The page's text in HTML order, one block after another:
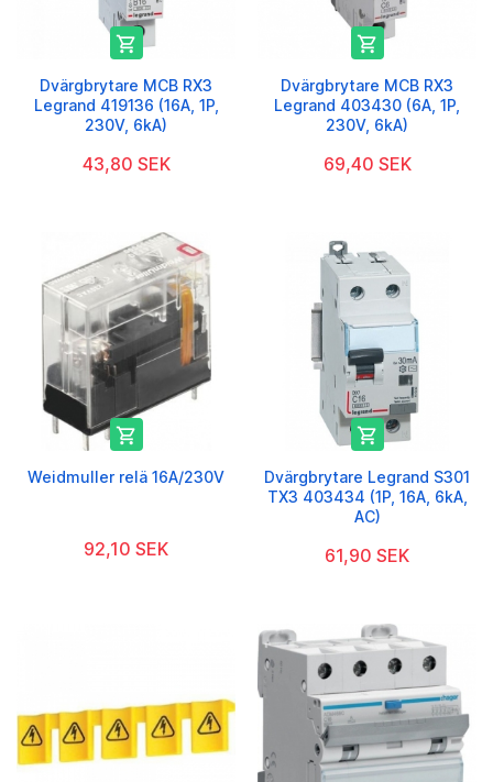

Dvärgbrytare MCB RX3
Legrand 419136 (16A, 1P,
230V, 6kA)
43,80 SEK

Dvärgbrytare MCB RX3
Legrand 403430 (6A, 1P,
230V, 6kA)
69,40 SEK

Weidmuller relä 16A/230V
92,10 SEK

Dvärgbrytare Legrand S301
TX3 403434 (1P, 16A, 6kA,
AC)
61,90 SEK